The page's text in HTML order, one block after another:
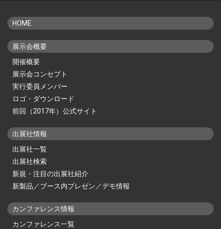
HOME
展示会概要
開催概要
展示会コンセプト
実行委員メンバー
ロゴ・ダウンロード
前回（2017年）公式サイト
出展社情報
出展社一覧
出展社検索
新規・注目の出展社紹介
新製品／ブース内プレゼン／デモ情報
カンファレンス情報
カンファレンス一覧